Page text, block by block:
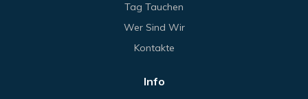
Tag Tauchen
Wer Sind Wir
Kontakte
Info